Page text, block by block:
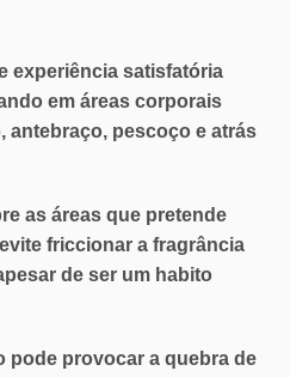
experiência satisfatória
em áreas corporais
antebraço, pescoço e atrás
as áreas que pretende
friccionar a fragrância
de ser um habito
pode provocar a quebra de